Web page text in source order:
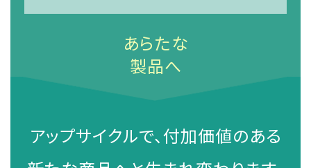
あらたな
製品へ
アップサイクルで、付加価値のある